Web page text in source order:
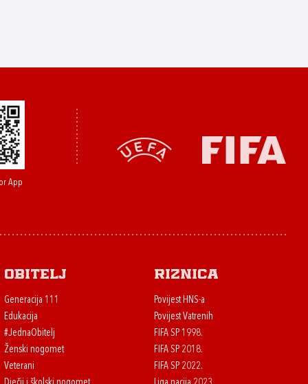
App
Obitelj
Generacija 111
Edukacija
#JednaObitelj
Ženski nogomet
Veterani
Riznica
Povijest HNS-a
Povijest Vatrenih
FIFA SP 1998.
FIFA SP 2018.
FIFA SP 2022.